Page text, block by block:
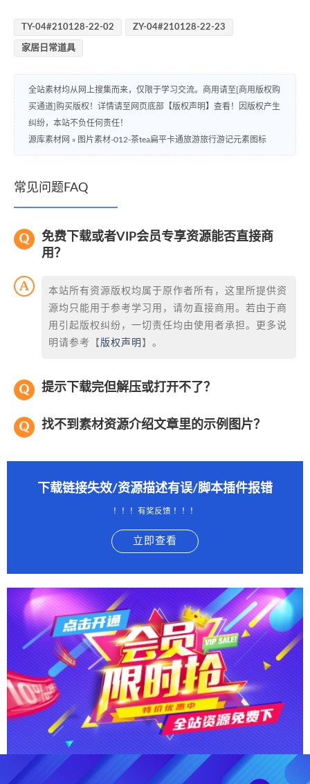
TY-04#210128-22-02 ZY-04#210128-22-23
家居日常道具
全站素材均从网上搜集而来，仅限于学习交流。商用请至[商用版权购
买通道]购买版权！详情请至网页底部【版权声明】查看！因版权产生
纠纷，本站不负任何责任！
源库素材网 » 图片素材-012-茶tea扁平卡通旅游旅行游记元素图标
常见问题FAQ
免费下载或者VIP会员专享资源能否直接商
用？
本站所有资源版权均属于原作者所有，这里所提供资
源均只能用于参考学习用，请勿直接商用。若由于商
用引起版权纠纷，一切责任均由使用者承担。更多说
明请参考【 版权声明 】。
提示下载完但解压或打开不了？
找不到素材资源介绍文章里的示例图片？
下载链接失效/资源描述有误/脚本插件报错
！！！有奖反馈 ！！！
立即查看